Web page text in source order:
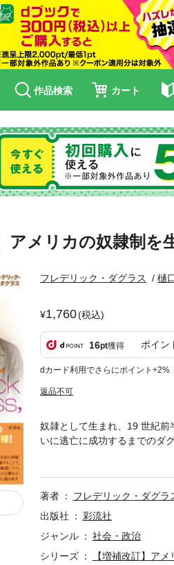
作品検索 カート
アメリカの奴隷制
フレデリック・ダグラス 樋
1,760(税込)
16pt獲得 ポイン
dカード利用でさらにポイント+2%
返品不可
奴隷として生まれ、19 世紀
いに逃亡に成功するまでのダ
人々に読み継がれている名著
フィリップス第１章 奴隷に
ち第４章 罪に問われぬ殺人
「キリスト教徒」マスター
章 逃亡――ニューベッドフォ
著者 フレデリック・ダグラ
出版社
彩流社
ジャンル
社会・政治
シリーズ
【増補改訂】ア